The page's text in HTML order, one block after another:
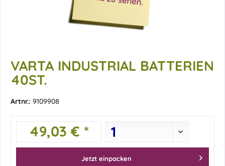
VARTA INDUSTRIAL BATTERIEN
40ST.
Artnr.: 9109908
49,03 € *
Jetzt einpacken